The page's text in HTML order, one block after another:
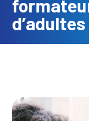
d’adultes